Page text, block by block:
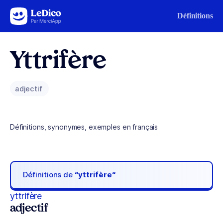
Aller au contenu Définitions
Yttrifère
adjectif
Définitions, synonymes, exemples en français
Définitions de “yttrifère“
yttrifère
adjectif